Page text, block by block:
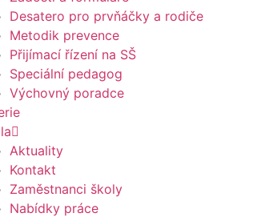
Desatero pro prvňáčky a rodiče
Metodik prevence
Přijímací řízení na SŠ
Speciální pedagog
Výchovný poradce
Aktuality
Kontakt
Zaměstnanci školy
Nabídky práce